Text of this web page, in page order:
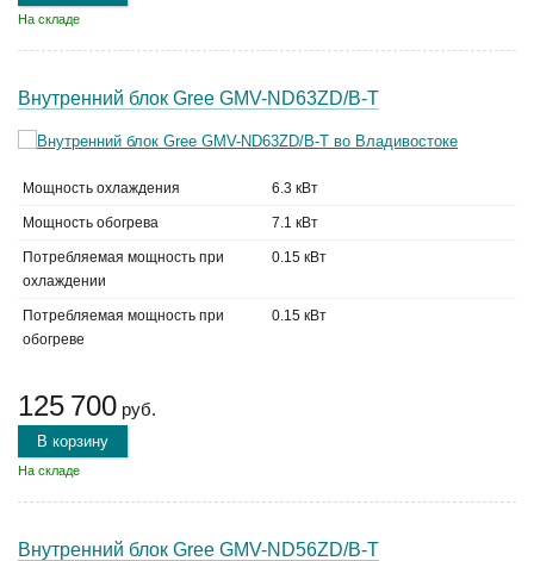
На складе
Внутренний блок Gree GMV-ND63ZD/B-T
Мощность охлаждения 6.3 кВт
Мощность обогрева 7.1 кВт
Потребляемая мощность при
охлаждении
0.15 кВт
Потребляемая мощность при
обогреве
0.15 кВт
125 700 руб.
В корзину
На складе
Внутренний блок Gree GMV-ND56ZD/B-T